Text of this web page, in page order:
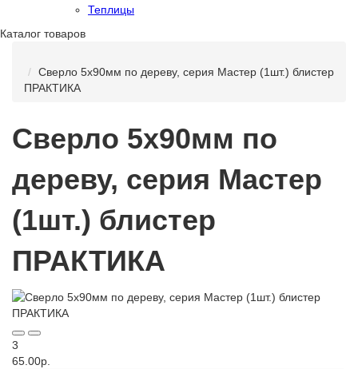
Теплицы
Каталог товаров
Сверло 5x90мм по дереву, серия Мастер (1шт.) блистер
ПРАКТИКА
Сверло 5x90мм по
дереву, серия Мастер
(1шт.) блистер
ПРАКТИКА
3
65.00р.